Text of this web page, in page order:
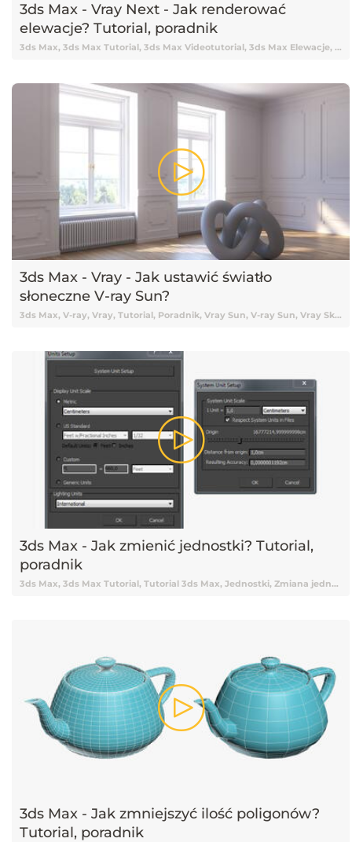
3ds Max - Vray Next - Jak renderować
elewacje? Tutorial, poradnik
3ds Max, 3ds Max Tutorial, 3ds Max Videotutorial, 3ds Max Elewacje, Renderowanie elewacji, Jak renderować elewacje
3ds Max - Vray - Jak ustawić światło
słoneczne V-ray Sun?
3ds Max, V-ray, Vray, Tutorial, Poradnik, Vray Sun, V-ray Sun, Vray Sky, Oświetlenie, Światła 3ds Max, Renderowanie, Poradnik 3ds Max, Poradnik Vray
3ds Max - Jak zmienić jednostki? Tutorial,
poradnik
3ds Max, 3ds Max Tutorial, Tutorial 3ds Max, Jednostki, Zmiana jednostek, Poradnik, Poradnik 3ds Max
3ds Max - Jak zmniejszyć ilość poligonów?
Tutorial, poradnik